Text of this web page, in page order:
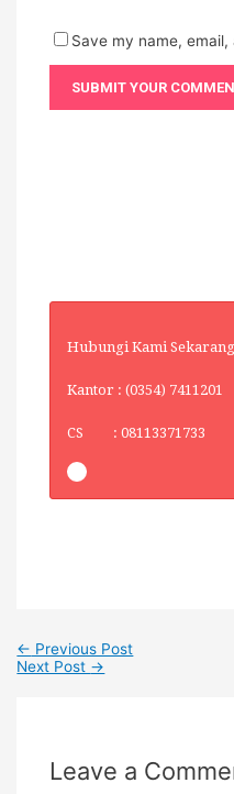
Save my name,
Hubungi Kami Sekarang
Kantor : (0354) 7411201
CS : 08113371733
← Previous Post
Next Post →
Leave a